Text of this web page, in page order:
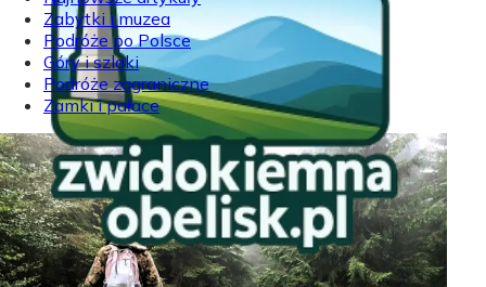
Zabytki i muzea
Podróże po Polsce
Góry i szlaki
Podróże zagraniczne
Zamki i pałace